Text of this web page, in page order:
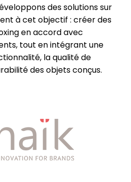
des solutions sur
à cet objectif : créer des
en accord avec
tout en intégrant une
la qualité de
des objets conçus.